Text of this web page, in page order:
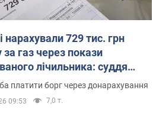
нарахували 729 тис. грн
за газ через покази
лічильника: суддя
неочікуване рішення
платити борг через донарахування
09:53 7,0 т.